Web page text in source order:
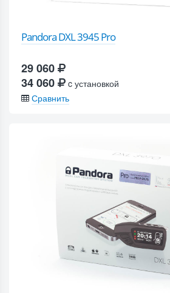
Pandora DXL 3945 Pro
29 060
34 060
c установкой
Сравнить